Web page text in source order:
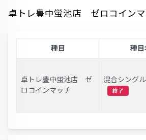
卓トレ豊中蛍池店 ゼロコイン
種目 種目
卓トレ豊中蛍池店 ゼ
ロコインマッチ
混合シング
終了